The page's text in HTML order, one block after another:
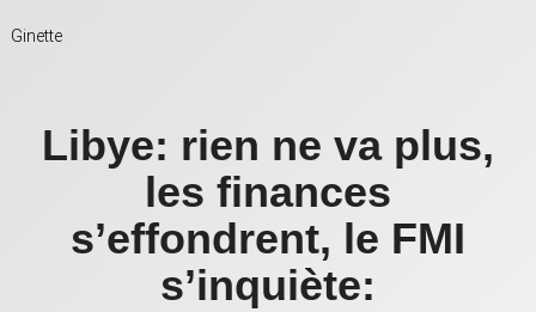
Ginette
Libye: rien ne va plus,
les finances
s’effondrent, le FMI
s’inquiète: